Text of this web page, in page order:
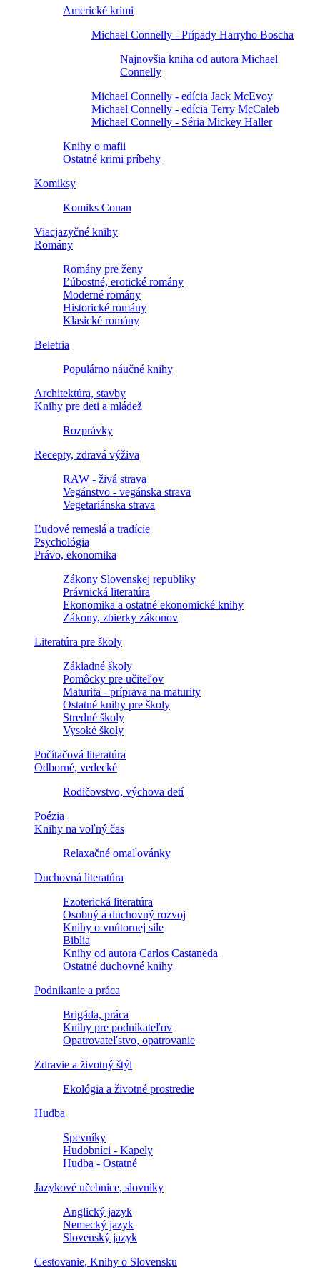
Americké krimi
Michael Connelly - Prípady Harryho Boscha
Najnovšia kniha od autora Michael
Connelly
Michael Connelly - edícia Jack McEvoy
Michael Connelly - edícia Terry McCaleb
Michael Connelly - Séria Mickey Haller
Knihy o mafii
Ostatné krimi príbehy
Komiksy
Komiks Conan
Viacjazyčné knihy
Romány
Romány pre ženy
Ľúbostné, erotické romány
Moderné romány
Historické romány
Klasické romány
Beletria
Populárno náučné knihy
Architektúra, stavby
Knihy pre deti a mládež
Rozprávky
Recepty, zdravá výživa
RAW - živá strava
Vegánstvo - vegánska strava
Vegetariánska strava
Ľudové remeslá a tradície
Psychológia
Právo, ekonomika
Zákony Slovenskej republiky
Právnická literatúra
Ekonomika a ostatné ekonomické knihy
Zákony, zbierky zákonov
Literatúra pre školy
Základné školy
Pomôcky pre učiteľov
Maturita - príprava na maturity
Ostatné knihy pre školy
Stredné školy
Vysoké školy
Počítačová literatúra
Odborné, vedecké
Rodičovstvo, výchova detí
Poézia
Knihy na voľný čas
Relaxačné omaľovánky
Duchovná literatúra
Ezoterická literatúra
Osobný a duchovný rozvoj
Knihy o vnútornej sile
Biblia
Knihy od autora Carlos Castaneda
Ostatné duchovné knihy
Podnikanie a práca
Brigáda, práca
Knihy pre podnikateľov
Opatrovateľstvo, opatrovanie
Zdravie a životný štýl
Ekológia a životné prostredie
Hudba
Spevníky
Hudobníci - Kapely
Hudba - Ostatné
Jazykové učebnice, slovníky
Anglický jazyk
Nemecký jazyk
Slovenský jazyk
Cestovanie, Knihy o Slovensku